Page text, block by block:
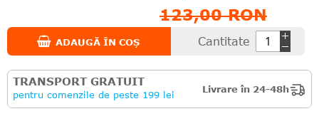
123,00 RON
Cantitate
ADAUGĂ ÎN COȘ
TRANSPORT GRATUIT
pentru comenzile de peste 199 lei
Livrare în 24-48h